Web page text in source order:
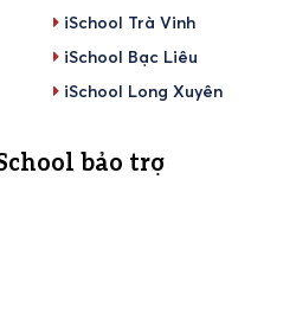
iSchool Trà Vinh
iSchool Bạc Liêu
iSchool Long Xuyên
bảo trợ